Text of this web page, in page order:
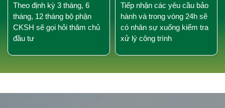
Theo định kỳ 3 tháng, 6
tháng, 12 tháng bộ phận
CKSH sẽ gọi hỏi thăm chủ
đầu tư
Tiếp nhận các yêu cầu bảo
hành và trong vòng 24h sẽ
có nhân sự xuống kiểm tra
xử lý công trình